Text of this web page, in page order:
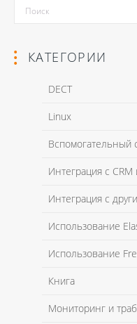
Я даю согласие на
в соответствии с
Я даю согласие на
в соответствии с
КАТЕГОРИИ
DECT
Linux
Вспомогательный
Интеграция с
Интеграция с
Использование
Использование
Книга
Мониторинг и